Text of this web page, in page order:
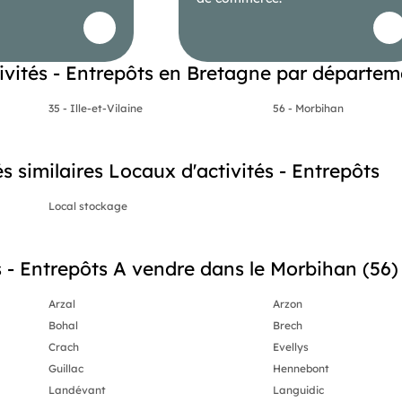
- Entrepôts en Bretagne par
35 - Ille-et-Vilaine 56 - Morbihan
similaires Locaux d'activités - Entrepôts
Local stockage
Entrepôts A vendre dans le Morbihan
Arzal Arzon
Bohal Brech
Crach Evellys
Guillac Hennebont
Landévant Languidic